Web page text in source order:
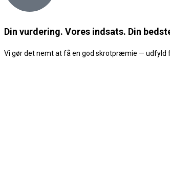
Din vurdering. Vores indsats. Din
Vi gør det nemt at få en god skrotpræmie — udfyld